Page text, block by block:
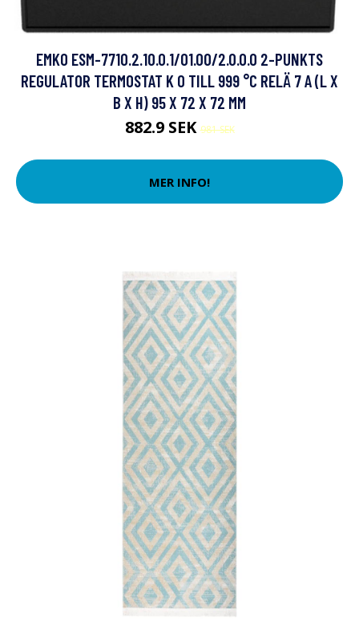
EMKO ESM-7710.2.10.0.1/01.00/2.0.0.0 2-PUNKTS
REGULATOR TERMOSTAT K 0 TILL 999 °C RELÄ 7 A (L X
B X H) 95 X 72 X 72 MM
882.9 SEK981 SEK
MER INFO!